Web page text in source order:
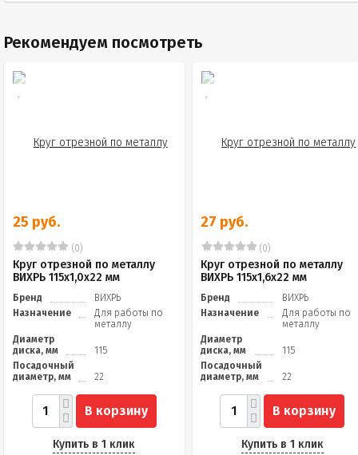
Рекомендуем посмотреть
25 руб.
(0)
Круг отрезной по металлу
ВИХРЬ 115х1,0х22 мм
Бренд
ВИХРЬ
Назначение
Для работы по
металлу
Диаметр
диска, мм
115
Посадочный
диаметр, мм
22
В корзину
Купить в 1 клик
27 руб.
(0)
Круг отрезной по металлу
ВИХРЬ 115х1,6х22 мм
Бренд
ВИХРЬ
Назначение
Для работы по
металлу
Диаметр
диска, мм
115
Посадочный
диаметр, мм
22
В корзину
Купить в 1 клик